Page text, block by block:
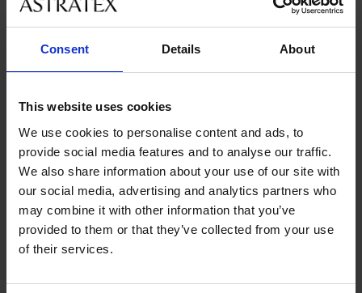
Consent Details About
This website uses cookies
We use cookies to personalise content and ads, to
provide social media features and to analyse our traffic.
We also share information about your use of our site with
our social media, advertising and analytics partners who
may combine it with other information that you’ve
provided to them or that they’ve collected from your use
of their services.
Výhodné poštovné
Chytrý průvodce
V pracovních dnech od 8:00 do 17:00
491 204 304
info@astratex.cz
Newsletter
Nenechte si ujít žádnou slevu.